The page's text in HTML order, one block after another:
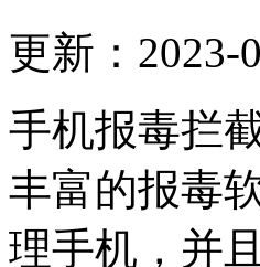
更新：2023-
手机报毒拦
丰富的报毒
理手机，并